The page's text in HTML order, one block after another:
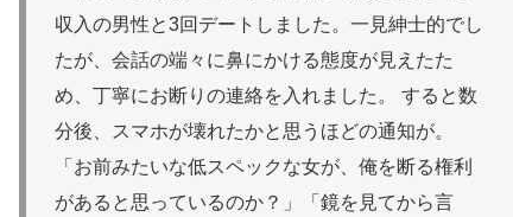
収入の男性と3回デートしました。一見紳士的でし
たが、会話の端々に鼻にかける態度が見えたた
め、丁寧にお断りの連絡を入れました。 すると数
分後、スマホが壊れたかと思うほどの通知が。
「お前みたいな低スペックな女が、俺を断る権利
があると思っているのか？」「鏡を見てから言